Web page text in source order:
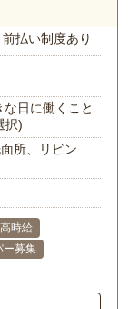
前払い制度あり
日に働くこと
択)
所、リビン
高時給
ー募集